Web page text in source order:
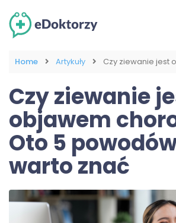
Home Artykuły Czy ziewanie jest
Czy ziewanie
objawem
Oto 5
warto znać